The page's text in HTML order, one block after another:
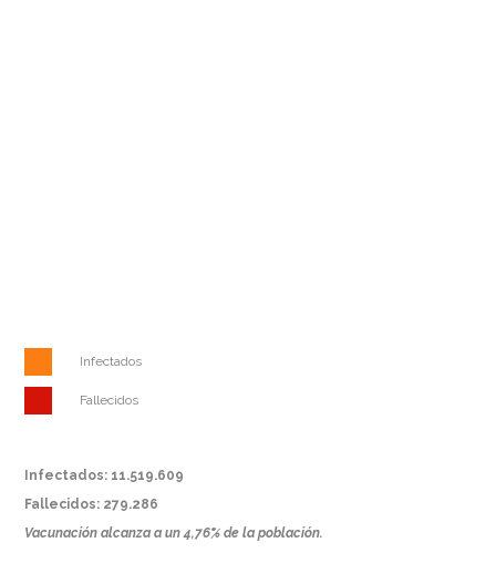
Infectados
Fallecidos
Infectados: 11.519.609
Fallecidos: 279.286
Vacunación alcanza a un 4,76% de la población.